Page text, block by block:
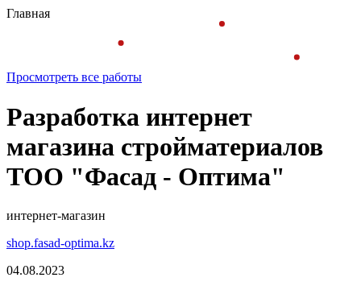
Главная
Просмотреть все работы
Разработка интернет
магазина стройматериалов
ТОО "Фасад - Оптима"
интернет-магазин
shop.fasad-optima.kz
04.08.2023